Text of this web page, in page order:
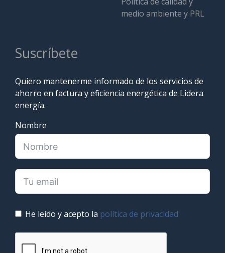
medio ambiente y PRL
Suscríbete
Quiero mantenerme informado de los servicios de
ahorro en factura y eficiencia energética de Lidera
energía.
Nombre
He leído y acepto la política de privacidad